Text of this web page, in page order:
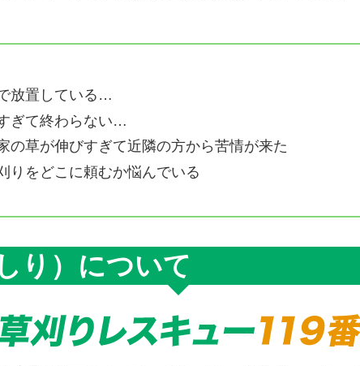
放置している…
ぎて終わらない…
の草が伸びすぎて近隣の方から苦情が来た
りをどこに頼むか悩んでいる
り）について